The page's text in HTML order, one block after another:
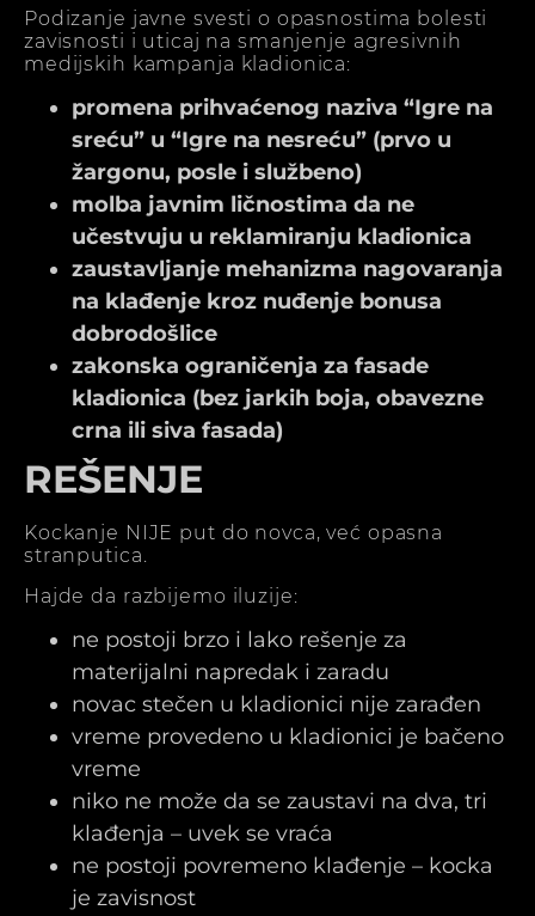
Podizanje javne svesti o opasnostima bolesti
zavisnosti i uticaj na smanjenje agresivnih
medijskih kampanja kladionica:
promena prihvaćenog naziva “Igre na
sreću” u “Igre na nesreću” (prvo u
žargonu, posle i službeno)
molba javnim ličnostima da ne
učestvuju u reklamiranju kladionica
zaustavljanje mehanizma nagovaranja
na klađenje kroz nuđenje bonusa
dobrodošlice
zakonska ograničenja za fasade
kladionica (bez jarkih boja, obavezne
crna ili siva fasada)
REŠENJE
Kockanje NIJE put do novca, već opasna
stranputica.
Hajde da razbijemo iluzije:
ne postoji brzo i lako rešenje za
materijalni napredak i zaradu
novac stečen u kladionici nije zarađen
vreme provedeno u kladionici je bačeno
vreme
niko ne može da se zaustavi na dva, tri
klađenja – uvek se vraća
ne postoji povremeno klađenje – kocka
je zavisnost